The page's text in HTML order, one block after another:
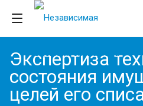
Экспертиза
состояния
целей его